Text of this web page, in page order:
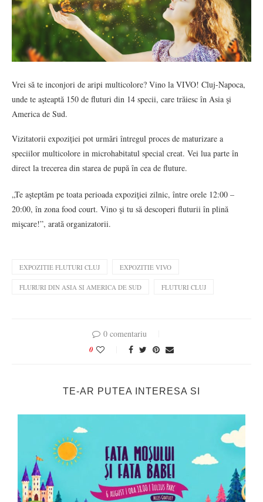
Vrei să te inconjori de aripi multicolore? Vino la VIVO! Cluj-Napoca,
unde te aşteaptă 150 de fluturi din 14 specii, care trăiesc în Asia şi
America de Sud.
Vizitatorii expoziției pot urmări întregul proces de maturizare a
speciilor multicolore in microhabitatul special creat. Vei lua parte în
direct la trecerea din starea de pupă în cea de fluture.
„Te aşteptăm pe toata perioada expoziţiei zilnic, între orele 12:00 –
20:00, în zona food court. Vino şi tu să descoperi fluturii în plină
mişcare!”, arată organizatorii.
EXPOZITIE FLUTURI CLUJ EXPOZITIE VIVO
FLURURI DIN ASIA SI AMERICA DE SUD FLUTURI CLUJ
0 comentariu
0
TE-AR PUTEA INTERESA SI